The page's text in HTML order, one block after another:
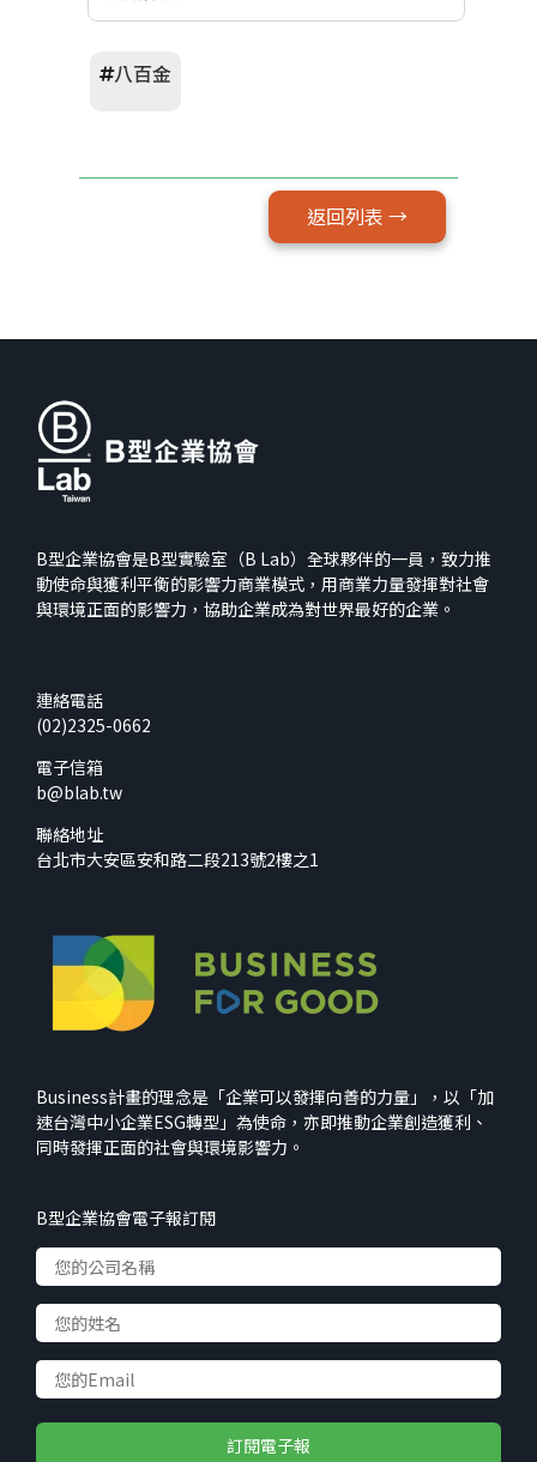
八百金
返回列表 →
B型企業協會是B型實驗室（B Lab）全球夥伴的一員，致力推
動使命與獲利平衡的影響力商業模式，用商業力量發揮對社會
與環境正面的影響力，協助企業成為對世界最好的企業。
連絡電話
(02)2325-0662
電子信箱
b@blab.tw
聯絡地址
台北市大安區安和路二段213號2樓之1
Business計畫的理念是「企業可以發揮向善的力量」，以「加
速台灣中小企業ESG轉型」為使命，亦即推動企業創造獲利、
同時發揮正面的社會與環境影響力。
B型企業協會電子報訂閱